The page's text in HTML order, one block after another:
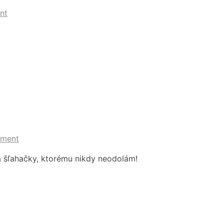
ktorému nikdy neodolám!